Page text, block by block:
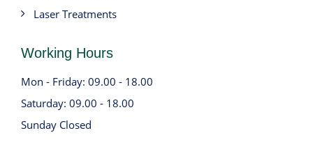
Laser Treatments
Working Hours
Mon - Friday: 09.00 - 18.00
Saturday: 09.00 - 18.00
Sunday Closed